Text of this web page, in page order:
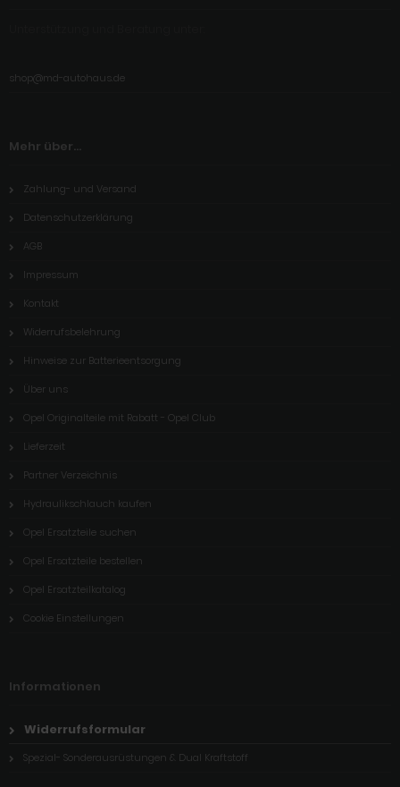
shop@md-autohaus.de
Mehr über...
Zahlung- und Versand
Datenschutzerklärung
AGB
Impressum
Kontakt
Widerrufsbelehrung
Hinweise zur Batterieentsorgung
Über uns
Opel Originalteile mit Rabatt - Opel Club
Lieferzeit
Partner Verzeichnis
Hydraulikschlauch kaufen
Opel Ersatzteile suchen
Opel Ersatzteile bestellen
Opel Ersatzteilkatalog
Cookie Einstellungen
Informationen
Widerrufsformular
Spezial- Sonderausrüstungen & Dual Kraftstoff